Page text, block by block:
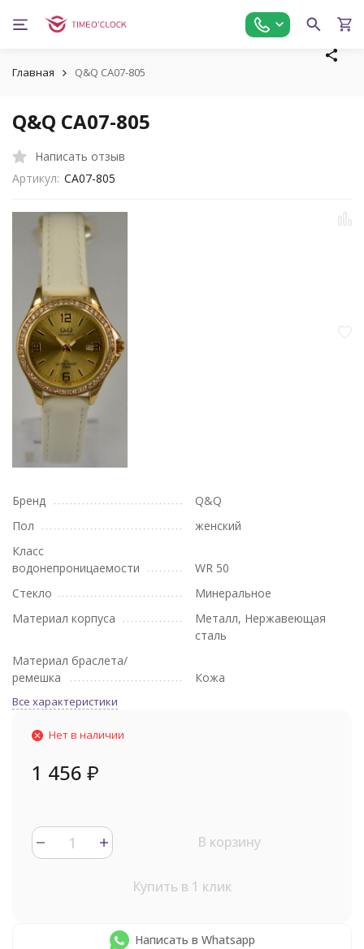
Главная Q&Q CA07-805
Q&Q CA07-805
Написать отзыв
Артикул: CA07-805
Бренд
Q&Q
Пол
женский
Класс
водонепроницаемости
WR 50
Стекло
Минеральное
Материал корпуса
Металл, Нержавеющая
сталь
Материал браслета/
ремешка
Кожа
Все характеристики
Нет в наличии
1 456 ₽
В корзину
Купить в 1 клик
Написать в Whatsapp